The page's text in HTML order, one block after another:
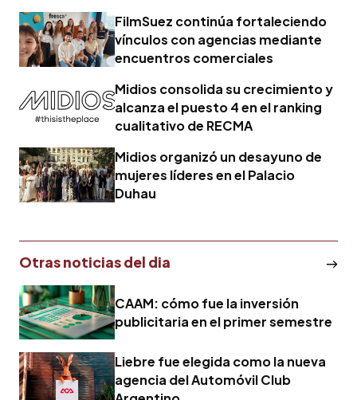
FilmSuez continúa fortaleciendo
vínculos con agencias mediante
encuentros comerciales
Midios consolida su crecimiento y
alcanza el puesto 4 en el ranking
cualitativo de RECMA
Midios organizó un desayuno de
mujeres líderes en el Palacio
Duhau
Otras noticias del dia
CAAM: cómo fue la inversión
publicitaria en el primer semestre
Liebre fue elegida como la nueva
agencia del Automóvil Club